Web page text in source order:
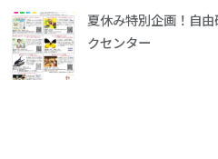
夏休み特別企画！自
クセンター